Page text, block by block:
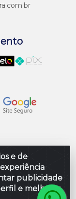
e de
publicidade
e melhorar
- Rodovia
Antonio L
000 - CNPJ